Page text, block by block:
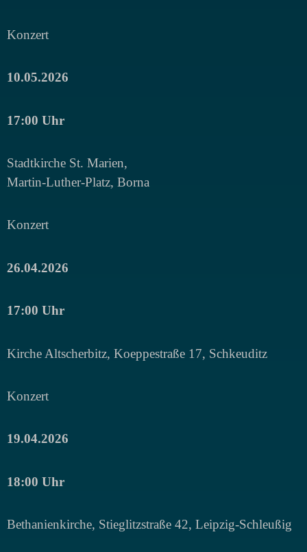
Konzert
10.05.2026
17:00 Uhr
Stadtkirche St. Marien,
Martin-Luther-Platz, Borna
Konzert
26.04.2026
17:00 Uhr
Kirche Altscherbitz, Koeppestraße 17, Schkeuditz
Konzert
19.04.2026
18:00 Uhr
Bethanienkirche, Stieglitzstraße 42, Leipzig-Schleußig